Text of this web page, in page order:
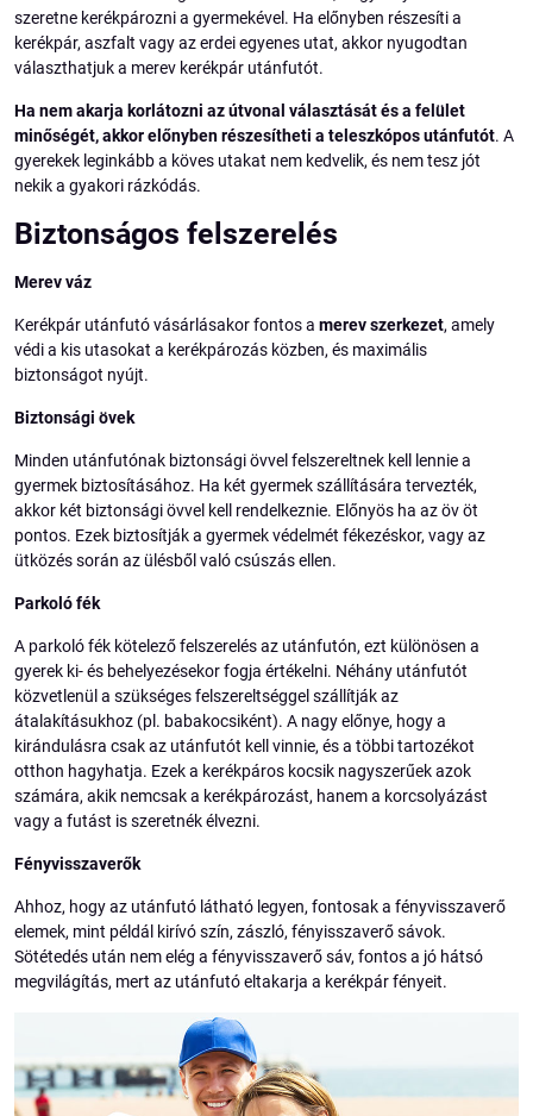
szeretne kerékpározni a gyermekével. Ha előnyben részesíti a
kerékpár, aszfalt vagy az erdei egyenes utat, akkor nyugodtan
választhatjuk a merev kerékpár utánfutót.
Ha nem akarja korlátozni az útvonal választását és a felület
minőségét, akkor előnyben részesítheti a teleszkópos utánfutót. A
gyerekek leginkább a köves utakat nem kedvelik, és nem tesz jót
nekik a gyakori rázkódás.
Biztonságos felszerelés
Merev váz
Kerékpár utánfutó vásárlásakor fontos a merev szerkezet, amely
védi a kis utasokat a kerékpározás közben, és maximális
biztonságot nyújt.
Biztonsági övek
Minden utánfutónak biztonsági övvel felszereltnek kell lennie a
gyermek biztosításához. Ha két gyermek szállítására tervezték,
akkor két biztonsági övvel kell rendelkeznie. Előnyös ha az öv öt
pontos. Ezek biztosítják a gyermek védelmét fékezéskor, vagy az
ütközés során az ülésből való csúszás ellen.
Parkoló fék
A parkoló fék kötelező felszerelés az utánfutón, ezt különösen a
gyerek ki- és behelyezésekor fogja értékelni. Néhány utánfutót
közvetlenül a szükséges felszereltséggel szállítják az
átalakításukhoz (pl. babakocsiként). A nagy előnye, hogy a
kirándulásra csak az utánfutót kell vinnie, és a többi tartozékot
otthon hagyhatja. Ezek a kerékpáros kocsik nagyszerűek azok
számára, akik nemcsak a kerékpározást, hanem a korcsolyázást
vagy a futást is szeretnék élvezni.
Fényvisszaverők
Ahhoz, hogy az utánfutó látható legyen, fontosak a fényvisszaverő
elemek, mint példál kirívó szín, zászló, fényisszaverő sávok.
Sötétedés után nem elég a fényvisszaverő sáv, fontos a jó hátsó
megvilágítás, mert az utánfutó eltakarja a kerékpár fényeit.